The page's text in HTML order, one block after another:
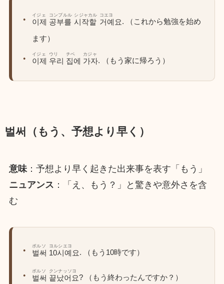
이제
イジェ
공부를
コンブルル
시작할
シジャカル
거예요
コエヨ
. （これから勉強を始め
ます）
이제
イジェ
우리
ウリ
집에
チベ
가자
カジャ
. （もう家に帰ろう）
벌써（もう、予想より早く）
意味：予想より早く起きた出来事を表す「もう」
ニュアンス ：「え、もう？」と驚きや意外さを含
む
벌써
ポルソ
10시예요
ヨルシエヨ
. （もう10時です）
벌써
ポルソ
끝났어요
クンナッソヨ
? （もう終わったんですか？）